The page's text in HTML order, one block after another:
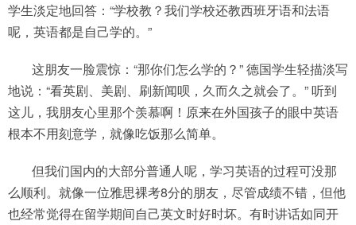
学生淡定地回答：“学校教？我们学校还教西班牙语和法语
呢，英语都是自己学的。”
这朋友一脸震惊：“那你们怎么学的？” 德国学生轻描淡写
地说：“看英剧、美剧、刷新闻呗，久而久之就会了。” 听到
这儿，我朋友心里那个羡慕啊！原来在外国孩子的眼中英语
根本不用刻意学，就像吃饭那么简单。
但我们国内的大部分普通人呢，学习英语的过程可没那
么顺利。就像一位雅思裸考8分的朋友，尽管成绩不错，但他
也经常觉得在留学期间自己英文时好时坏。有时讲话如同开